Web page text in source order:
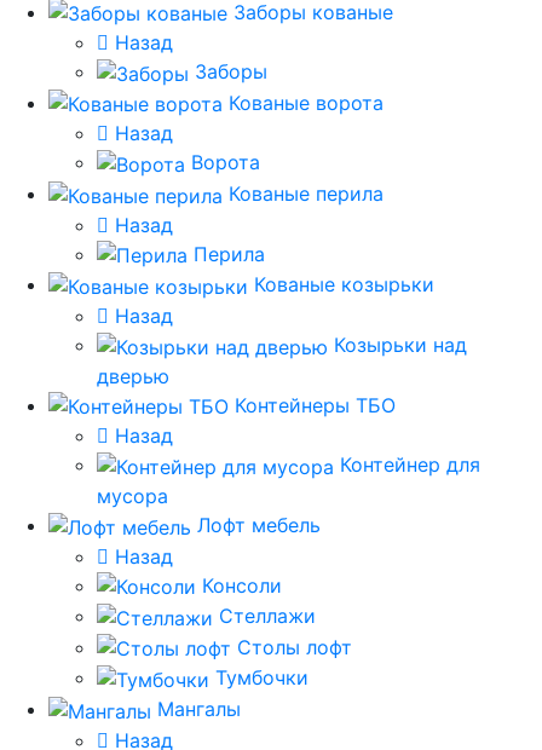
Заборы кованые
Назад
Заборы
Кованые ворота
Назад
Ворота
Кованые перила
Назад
Перила
Кованые козырьки
Назад
Козырьки над
дверью
Контейнеры ТБО
Назад
Контейнер для
мусора
Лофт мебель
Назад
Консоли
Стеллажи
Столы лофт
Тумбочки
Мангалы
Назад